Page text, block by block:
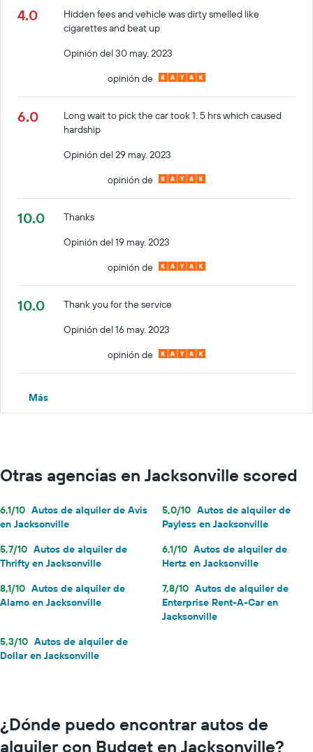
4.0
Hidden fees and vehicle was dirty smelled like
cigarettes and beat up
Opinión del 30 may. 2023
opinión de
6.0
Long wait to pick the car took 1. 5 hrs which caused
hardship
Opinión del 29 may. 2023
opinión de
10.0
Thanks
Opinión del 19 may. 2023
opinión de
10.0
Thank you for the service
Opinión del 16 may. 2023
opinión de
Más
Otras agencias en Jacksonville scored
6,1/10 Autos de alquiler de Avis
en Jacksonville
5,0/10 Autos de alquiler de
Payless en Jacksonville
5,7/10 Autos de alquiler de
Thrifty en Jacksonville
6,1/10 Autos de alquiler de
Hertz en Jacksonville
8,1/10 Autos de alquiler de
Alamo en Jacksonville
7,8/10 Autos de alquiler de
Enterprise Rent-A-Car en
Jacksonville
5,3/10 Autos de alquiler de
Dollar en Jacksonville
¿Dónde puedo encontrar autos de
alquiler con Budget en Jacksonville?